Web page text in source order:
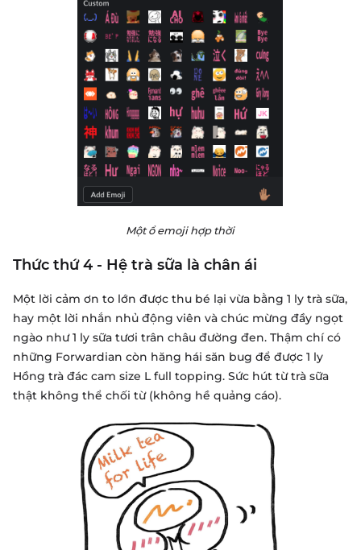
Một ổ emoji hợp thời
Thức thứ 4 - Hệ trà sữa là chân ái
Một lời cảm ơn to lớn được thu bé lại vừa bằng 1 ly trà sữa,
hay một lời nhắn nhủ động viên và chúc mừng đầy ngọt
ngào như 1 ly sữa tươi trân châu đường đen. Thậm chí có
những Forwardian còn hăng hái săn bug để được 1 ly
Hồng trà đác cam size L full topping. Sức hút từ trà sữa
thật không thể chối từ (không hề quảng cáo).